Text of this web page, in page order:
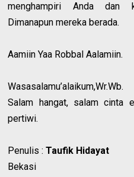
menghampiri Anda dan
Dimanapun mereka berada.
Aamiin Yaa Robbal Aalamiin.
Wasasalamu’alaikum,Wr.Wb.
Salam hangat, salam cinta
pertiwi.
Penulis :Taufik Hidayat
Bekasi